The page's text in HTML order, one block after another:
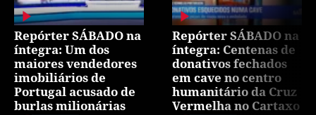
Repórter SÁBADO na
íntegra: Um dos
maiores vendedores
imobiliários de
Portugal acusado de
burlas milionárias
Repórter SÁBADO na
íntegra: Centenas de
donativos fechados
em cave no centro
humanitário da Cruz
Vermelha no Cartaxo